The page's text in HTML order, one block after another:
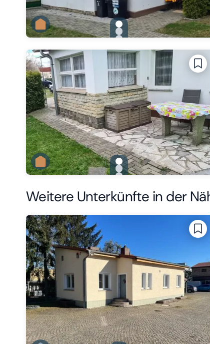
gallery.slide_selector
Zu Slide 1 wechseln
Zu Slide 2 wechseln
gallery.slide_selector
Zu Slide 1 wechseln
Zu Slide 2 wechseln
Weitere Unterkünfte in der